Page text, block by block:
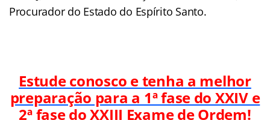
Procurador do Estado do Espírito Santo.
Estude conosco e tenha a melhor
preparação para a 1ª fase do XXIV e
2ª fase doXXIII Exame de Ordem!